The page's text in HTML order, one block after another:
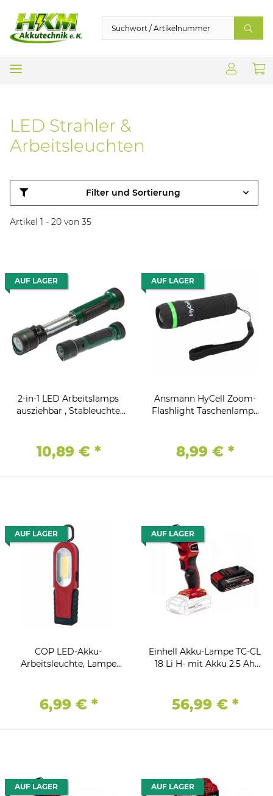
LED Strahler &
Arbeitsleuchten
Filter und Sortierung
Artikel 1 - 20 von 35
AUF LAGER
2-in-1 LED Arbeitslamps
ausziehbar , Stableuchte
10,89 € *
AUF LAGER
Ansmann HyCell Zoom-
Flashlight Taschenlampe
8,99 € *
AUF LAGER
COP LED-Akku-
Arbeitsleuchte, Lampe
6,99 € *
AUF LAGER
Einhell Akku-Lampe TC-CL
18 Li H- mit Akku 2.5 Ah
56,99 € *
AUF LAGER AUF LAGER